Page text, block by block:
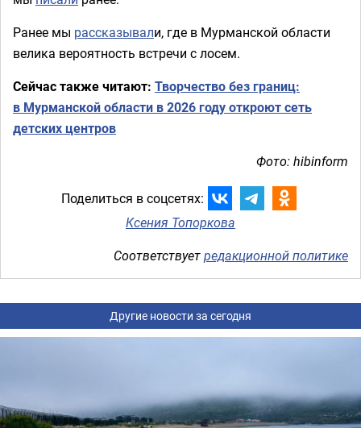
Ранее мы рассказывали, где в Мурманской области
велика вероятность встречи с лосем.
Сейчас также читают: Творчество без границ:
в Мурманской области в 2026 году откроют сеть
детских центров
Фото: hibinform
Поделиться в соцсетях:
Ксения Топоркова
Соответствуетредакционной политике
Другие новости за сегодня